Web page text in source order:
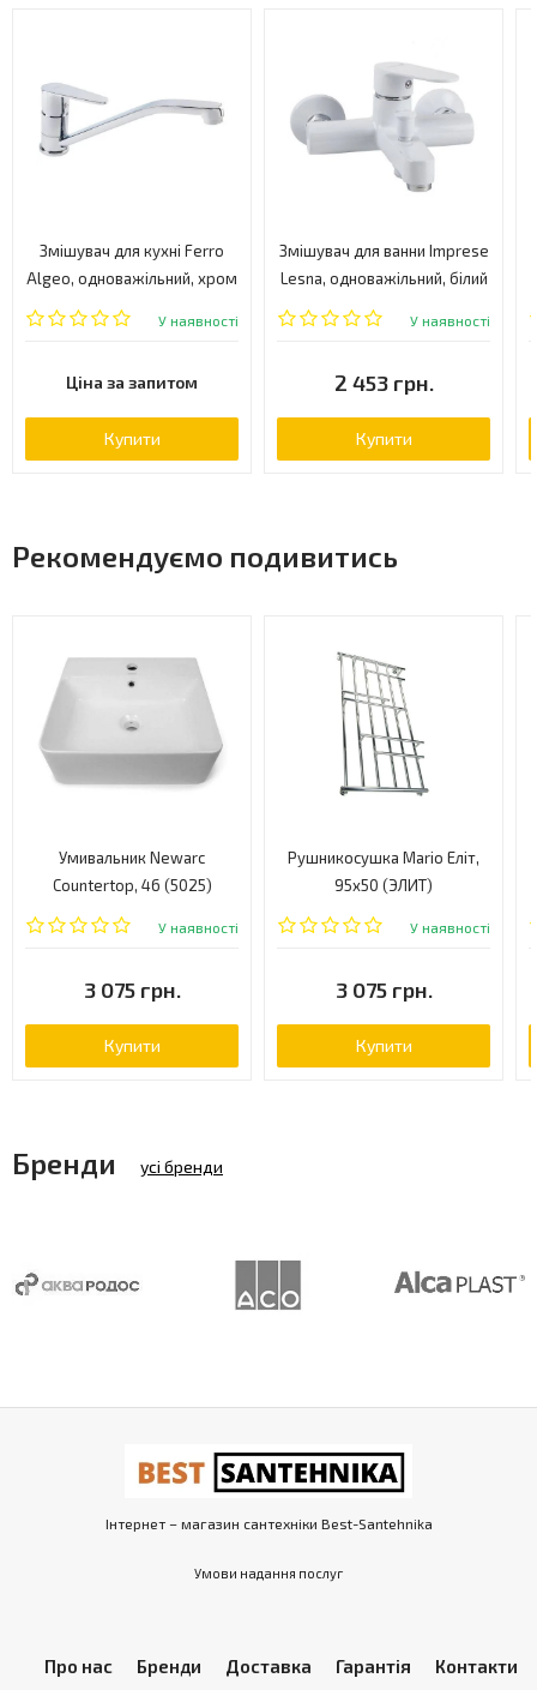
Змішувач для кухні Ferro
Algeo, одноважільний, хром
(BAG4A)
У наявності
Ціна за запитом
Купити
Змішувач для ванни Imprese
Lesna, одноважільний, білий
(10070W)
У наявності
2 453 грн.
Купити
Рекомендуємо подивитись
Умивальник Newarc
Countertop, 46 (5025)
У наявності
3 075 грн.
Купити
Рушникосушка Mario Еліт,
95x50 (ЭЛИТ)
У наявності
3 075 грн.
Купити
Бренди усі бренди
Інтернет – магазин сантехніки Best-Santehnika
Умови надання послуг
Про нас Бренди Доставка Гарантія Контакти